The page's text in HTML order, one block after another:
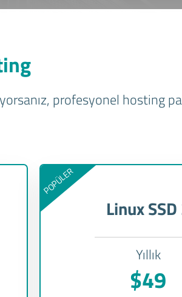
profesyonel hosting
POPÜLER
Linux SSD
Yıllık
$49